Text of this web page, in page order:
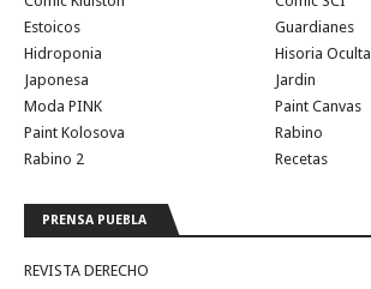
Estoicos
Guardianes
Hidroponia
Hisoria Oculta
Japonesa
Jardin
Moda PINK
Paint Canvas
Paint Kolosova
Rabino
Rabino 2
Recetas
PRENSA PUEBLA
REVISTA DERECHO